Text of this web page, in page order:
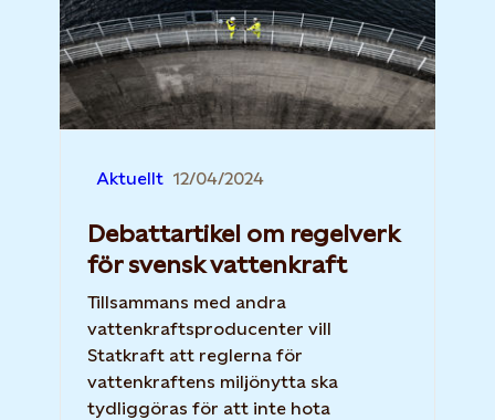
Aktuellt 12/04/2024
Debattartikel om regelverk
för svensk vattenkraft
Tillsammans med andra
vattenkraftsproducenter vill
Statkraft att reglerna för
vattenkraftens miljönytta ska
tydliggöras för att inte hota